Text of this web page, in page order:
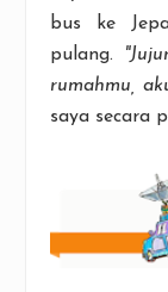
bus ke
pulang.
rumahmu,
saya secara